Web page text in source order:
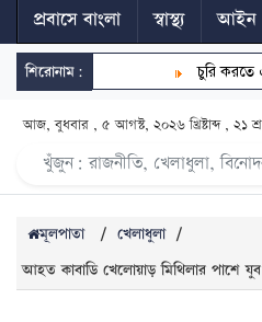
প্রবাসে বাংলা
স্বাস্থ্য আইন
শিরোনাম: চুরি করতে এসে
আজ, বুধবার , ৫ আগস্ট, ২০২৬ খ্রিষ্টাব্দ , ২১
মূলপাতা / খেলাধুলা /
আহত কাবাডি খেলোয়াড় মিথিলার পাশে যুব